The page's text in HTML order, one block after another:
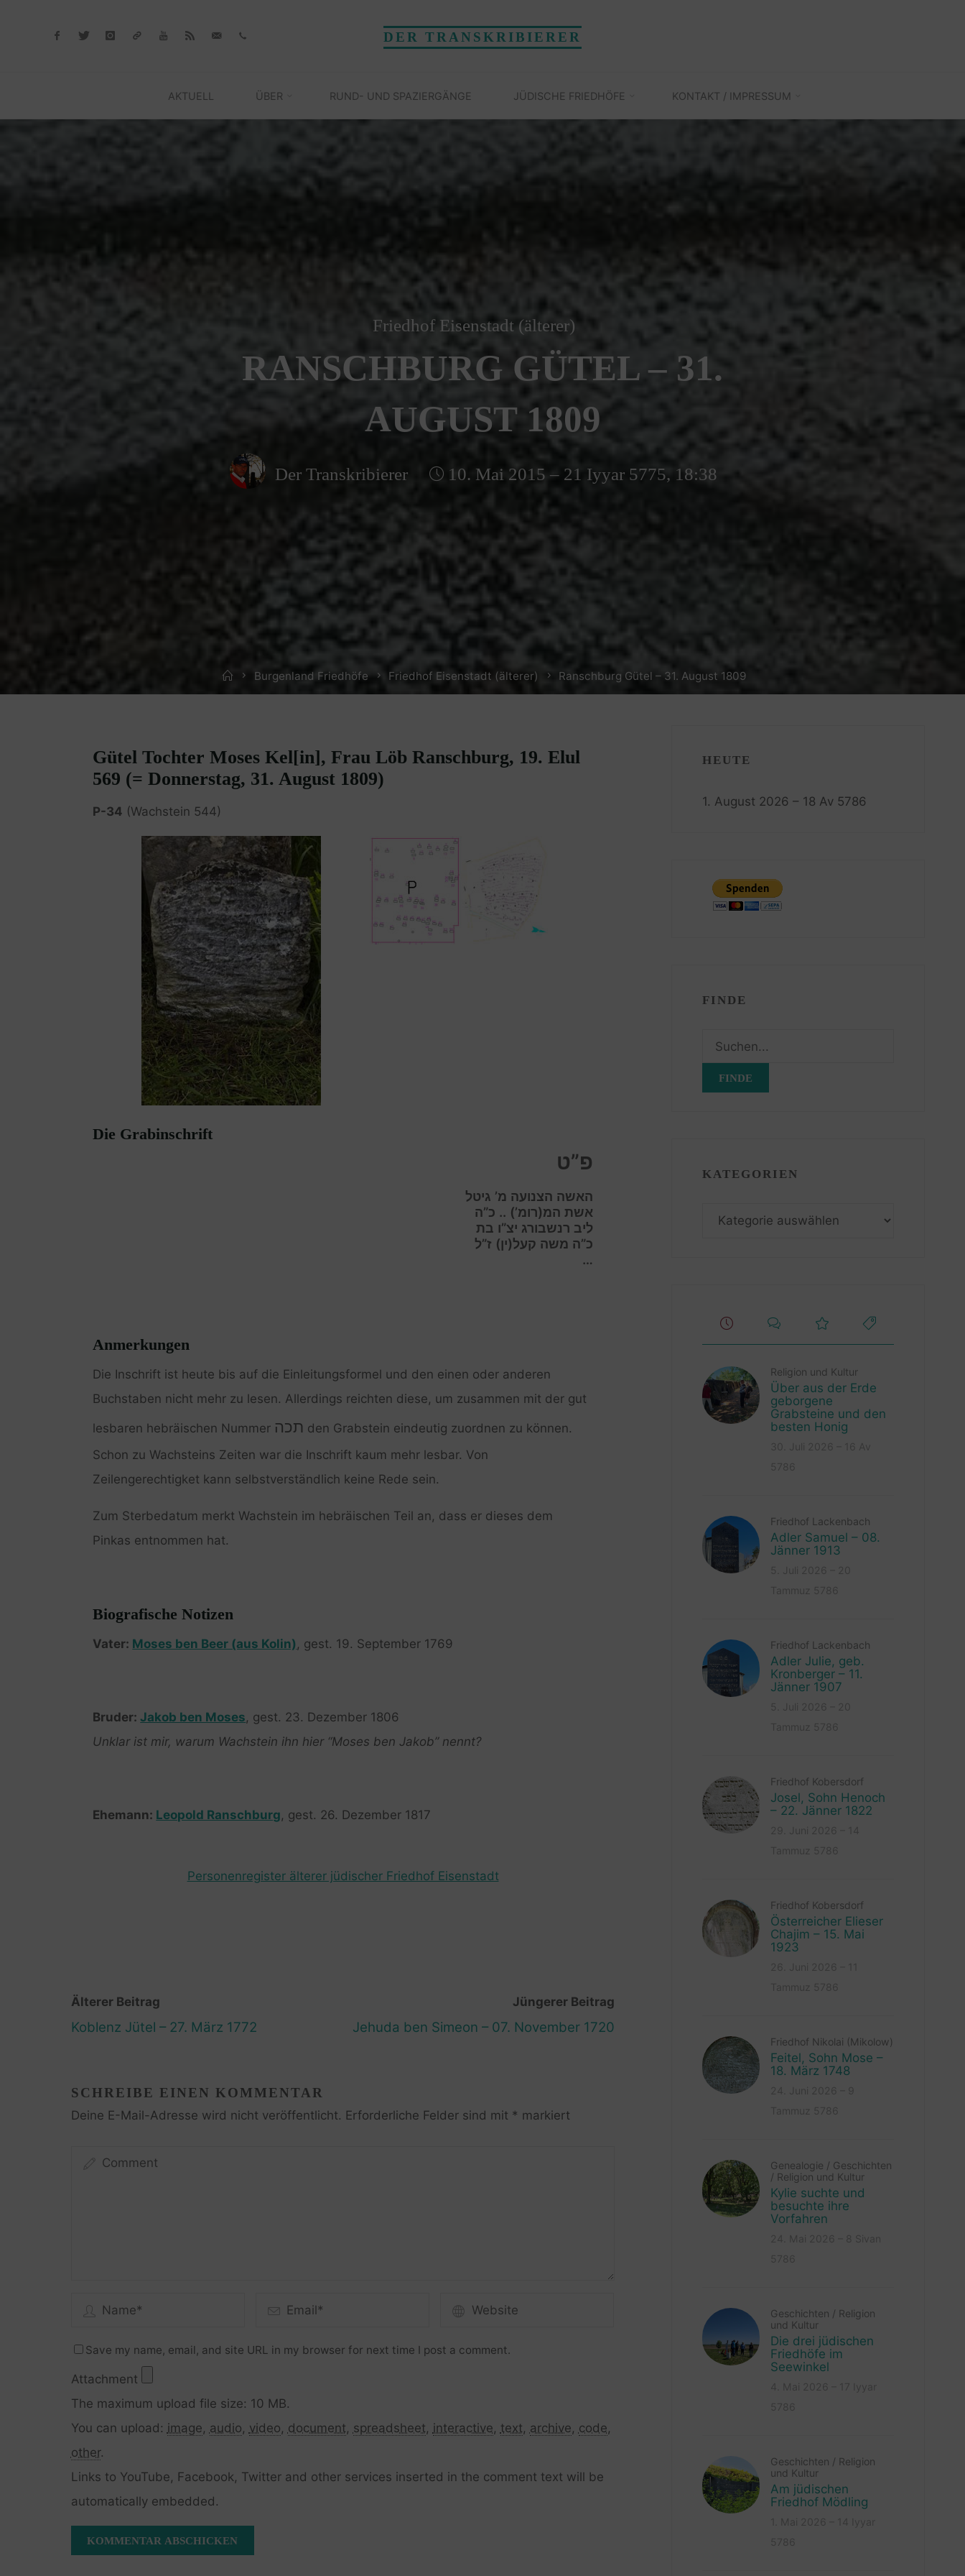
DER TRANSKRIBIERER
AKTUELL ÜBER RUND- UND SPAZIERGÄNGE JÜDISCHE FRIEDHÖFE KONTAKT / IMPRESSUM
Friedhof Eisenstadt (älterer)
RANSCHBURG GÜTEL – 31.
AUGUST 1809
Der Transkribierer 10. Mai 2015 – 21 Iyyar 5775, 18:38
HomeBurgenland Friedhöfe Friedhof Eisenstadt (älterer) Ranschburg Gütel – 31. August 1809
Gütel Tochter Moses Kel[in], Frau Löb Ranschburg, 19. Elul
569 (= Donnerstag, 31. August 1809)
P-34 (Wachstein 544)
Die Grabinschrift
פ”ט
האשה הצנועה מ’ גיטל
אשת המ(רומ’) .. כ”ה
ליב רנשבורג יצ”ו בת
כ”ה משה קעל(ין) ז”ל
…
Anmerkungen
Die Inschrift ist heute bis auf die Einleitungsformel und den einen oder anderen
Buchstaben nicht mehr zu lesen. Allerdings reichten diese, um zusammen mit der gut
lesbaren hebräischen Nummer תכה den Grabstein eindeutig zuordnen zu können.
Schon zu Wachsteins Zeiten war die Inschrift kaum mehr lesbar. Von
Zeilengerechtigket kann selbstverständlich keine Rede sein.
Zum Sterbedatum merkt Wachstein im hebräischen Teil an, dass er dieses dem
Pinkas entnommen hat.
Biografische Notizen
Vater: Moses ben Beer (aus Kolin) , gest. 19. September 1769
Bruder: Jakob ben Moses, gest. 23. Dezember 1806
Unklar ist mir, warum Wachstein ihn hier “Moses ben Jakob” nennt?
Ehemann: Leopold Ranschburg, gest. 26. Dezember 1817
Personenregister älterer jüdischer Friedhof Eisenstadt
Älterer Beitrag
Koblenz Jütel – 27. März 1772
Jüngerer Beitrag
Jehuda ben Simeon – 07. November 1720
SCHREIBE EINEN KOMMENTAR
Deine E-Mail-Adresse wird nicht veröffentlicht. Erforderliche Felder sind mit * markiert
Save my name, email, and site URL in my browser for next time I post a comment.
Attachment
The maximum upload file size: 10 MB.
You can upload: image, audio, video, document, spreadsheet, interactive, text, archive, code,
other.
Links to YouTube, Facebook, Twitter and other services inserted in the comment text will be
automatically embedded.
HEUTE
1. August 2026 – 18 Av 5786
FINDE
Suchen
nach:
KATEGORIEN
Kategorien
Religion und Kultur
Über aus der Erde
geborgene
Grabsteine und den
besten Honig
Friedhof Lackenbach
Adler Samuel – 08.
Jänner 1913
Friedhof Lackenbach
Adler Julie, geb.
Kronberger – 11.
Jänner 1907
Friedhof Kobersdorf
Josel, Sohn Henoch
– 22. Jänner 1822
Friedhof Kobersdorf
Österreicher Elieser
Chajim – 15. Mai
1923
Friedhof Nikolai (Mikolow)
Feitel, Sohn Mose –
18. März 1748
Genealogie / Geschichten
/ Religion und Kultur
Kylie suchte und
besuchte ihre
Vorfahren
Geschichten / Religion
und Kultur
Die drei jüdischen
Friedhöfe im
Seewinkel
Geschichten / Religion
und Kultur
Am jüdischen
Friedhof Mödling